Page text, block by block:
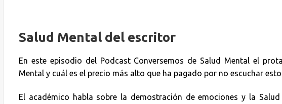
Salud Mental del escritor
En este episodio del Podcast Conversemos de Salud Mental el
Mental y cuál es el precio más alto que ha pagado por no escuchar esto.
El académico habla sobre la demostración de emociones y la